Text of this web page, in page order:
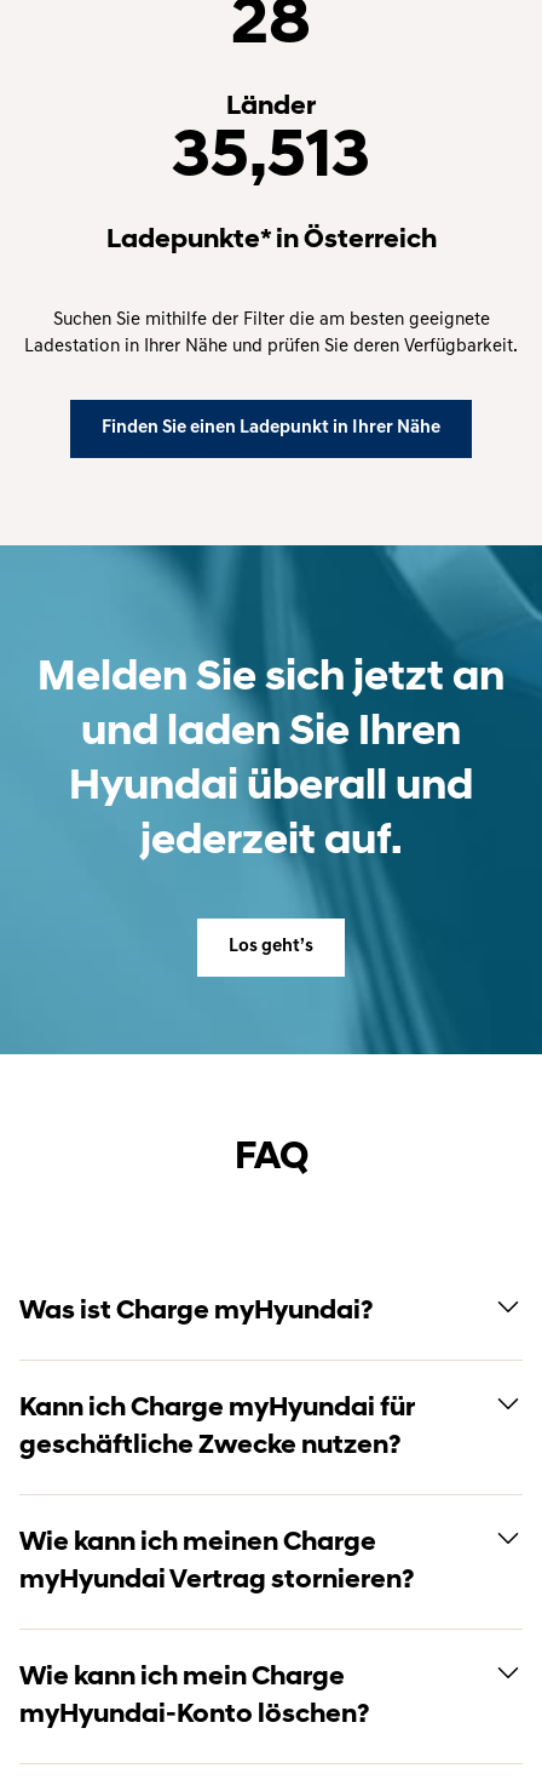
28
Länder
35,513
Ladepunkte* in Österreich
Suchen Sie mithilfe der Filter die am besten geeignete
Ladestation in Ihrer Nähe und prüfen Sie deren Verfügbarkeit.
Finden Sie einen Ladepunkt in Ihrer Nähe
Melden Sie sich jetzt an
und laden Sie Ihren
Hyundai überall und
jederzeit auf.
Los geht’s
FAQ
Was ist Charge myHyundai?
Kann ich Charge myHyundai für
geschäftliche Zwecke nutzen?
Wie kann ich meinen Charge
myHyundai Vertrag stornieren?
Wie kann ich mein Charge
myHyundai-Konto löschen?